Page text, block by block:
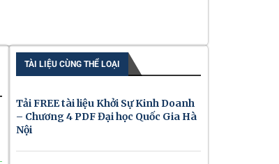
TÀI LIỆU CÙNG THỂ LOẠI
Tải FREE tài liệu Khởi Sự Kinh Doanh
– Chương 4 PDF Đại học Quốc Gia Hà
Nội